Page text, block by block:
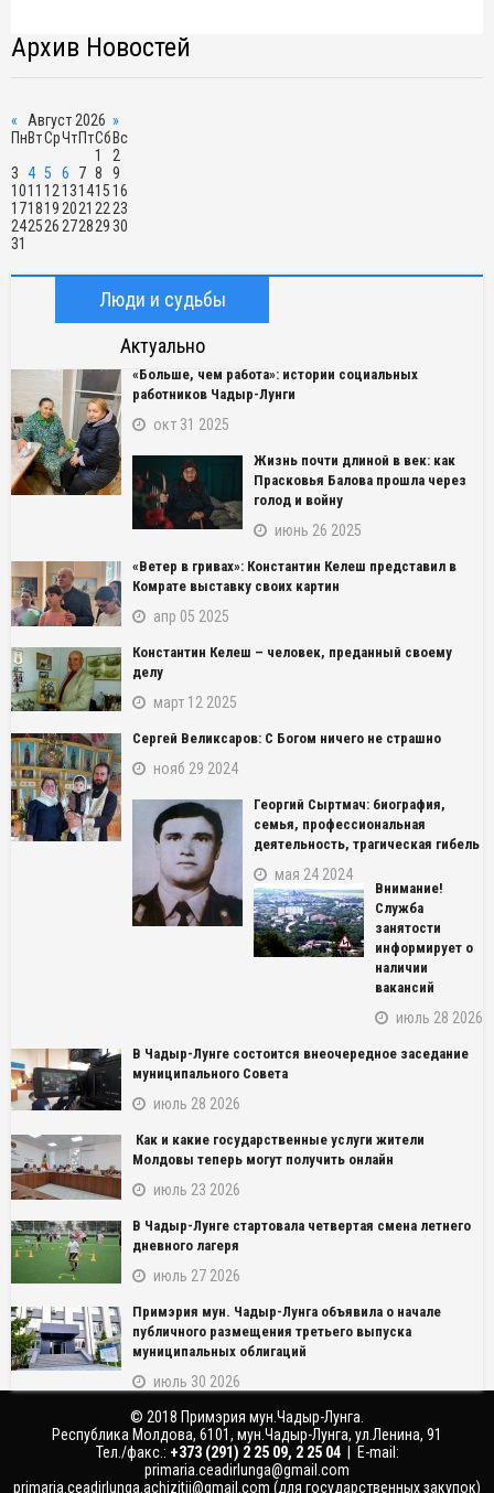
Архив Новостей
« Август 2026 »
ПнВтСрЧтПтСб Вс
1
2
3 4 5 6 7 8
9
1011 1213141516
171819 2021 22 23
242526 27282930
31
Люди и судьбы
Актуально
«Больше, чем работа»: истории социальных
работников Чадыр-Лунги
окт 31 2025
Жизнь почти длиной в век: как
Прасковья Балова прошла через
голод и войну
июнь 26 2025
«Ветер в гривах»: Константин Келеш представил в
Комрате выставку своих картин
апр 05 2025
Константин Келеш – человек, преданный своему
делу
март 12 2025
Сергей Великсаров: С Богом ничего не страшно
нояб 29 2024
Георгий Сыртмач: биография,
семья, профессиональная
деятельность, трагическая гибель
мая 24 2024
Внимание!
Служба
занятости
информирует о
наличии
вакансий
июль 28 2026
В Чадыр-Лунге состоится внеочередное заседание
муниципального Совета
июль 28 2026
Как и какие государственные услуги жители
Молдовы теперь могут получить онлайн
июль 23 2026
В Чадыр-Лунге стартовала четвертая смена летнего
дневного лагеря
июль 27 2026
Примэрия мун. Чадыр-Лунга объявила о начале
публичного размещения третьего выпуска
муниципальных облигаций
июль 30 2026
© 2018 Примэрия мун.Чадыр-Лунга.
Республика Молдова, 6101, мун.Чадыр-Лунга, ул.Ленина, 91
Тел./факс.: ‎+373 (291) 2 25 09, 2 25 04| E-mail:
primaria.ceadirlunga@gmail.com
primaria.ceadirlunga.achizitii@gmail.com (для государственных закупок)
NAME_SOCIAL_TWITTER
NAME_SOCIAL_PINTEREST